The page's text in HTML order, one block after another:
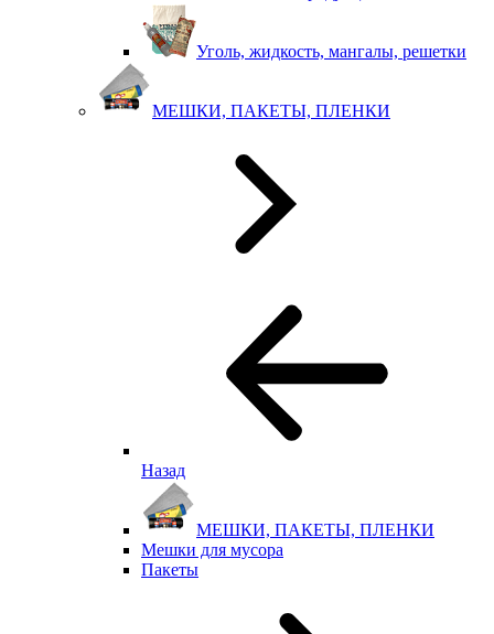
Уголь, жидкость, мангалы, решетки
МЕШКИ, ПАКЕТЫ, ПЛЕНКИ
Назад
МЕШКИ, ПАКЕТЫ, ПЛЕНКИ
Мешки для мусора
Пакеты